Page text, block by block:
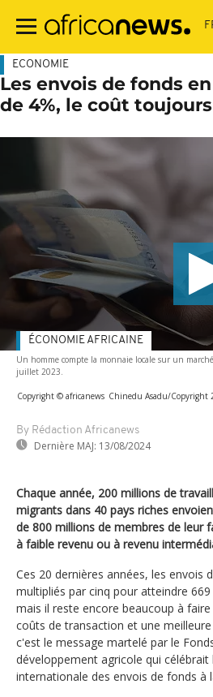
contenu
ECONOMIE
Les envois de fonds
de 4%, le coût
Un homme compte la monnaie locale sur un
juillet 2023.
Copyright © africanews Chinedu Asadu/Copyright
By Rédaction Africanews
Dernière MAJ: 13/08/2024
ÉCONOMIE AFRICAINE
Chaque année, 200 millions de
migrants dans 40 pays riches
de 800 millions de membres de leur
à faible revenu ou à revenu
Ces 20 dernières années, les envois
multipliés par cinq pour atteindre
mais il reste encore beaucoup à
coûts de transaction et une
c'est le message martelé par le
développement agricole qui célébrait
internationale des envois de fonds à